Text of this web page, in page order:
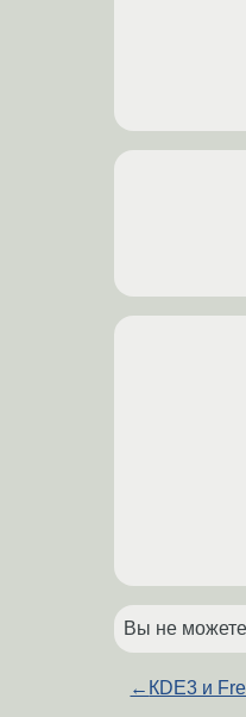
Вы не
← КDE3 и